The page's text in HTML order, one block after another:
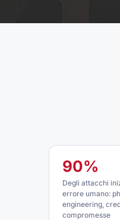
90%
Degli attacchi
errore umano:
engineering,
compromesse